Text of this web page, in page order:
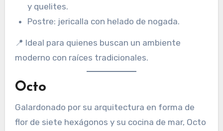
y quelites.
Postre: jericalla con helado de nogada.
📍 Ideal para quienes buscan un ambiente
moderno con raíces tradicionales.
Octo
Galardonado por su arquitectura en forma de
flor de siete hexágonos y su cocina de mar, Octo